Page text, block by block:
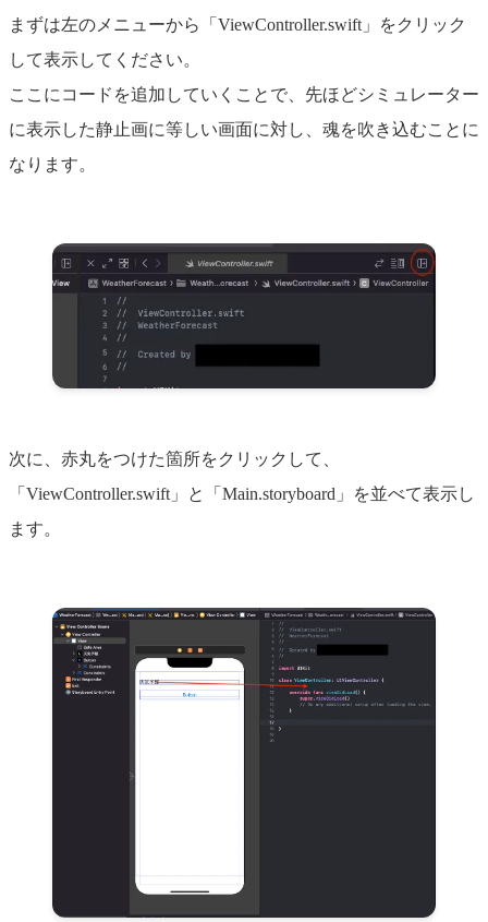
まずは左のメニューから「ViewController.swift」をクリック
して表示してください。
ここにコードを追加していくことで、先ほどシミュレーター
に表示した静止画に等しい画面に対し、魂を吹き込むことに
なります。
次に、赤丸をつけた箇所をクリックして、
「ViewController.swift」と「Main.storyboard」を並べて表示し
ます。